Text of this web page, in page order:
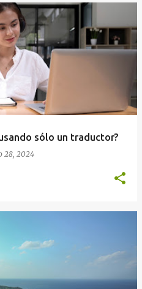
sólo un traductor?
28, 2024